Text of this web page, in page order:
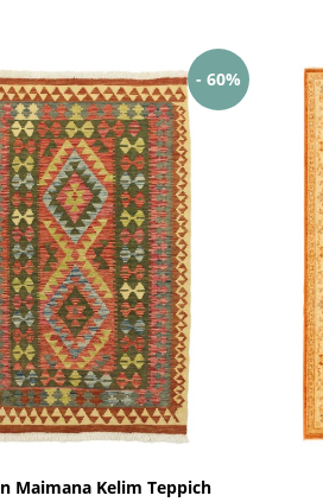
- 60%
Maimana Kelim Teppich